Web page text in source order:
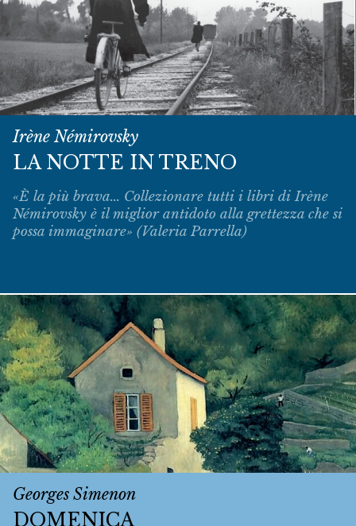
Irène Némirovsky
LA NOTTE IN TRENO
«È la più brava... Collezionare tutti i libri di Irène
Némirovsky è il miglior antidoto alla grettezza che si
possa immaginare» (Valeria Parrella)
Georges Simenon
DOMENICA